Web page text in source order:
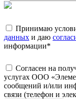
Принимаю
данных и даю
информации*
Согласен на
услугах ООО
сообщений и/или
связи (телефон и